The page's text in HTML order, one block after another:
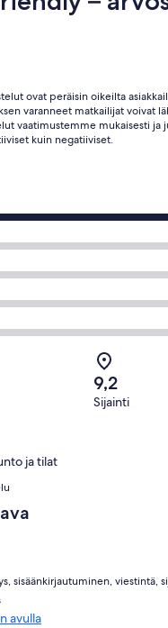
ovat peräisin oikeilta
varanneet matkailijat voivat
vaatimustemme mukaisesti ja
kuin negatiiviset.
9,2
Sijainti
ja tilat
sisäänkirjautuminen, viestintä,
avulla